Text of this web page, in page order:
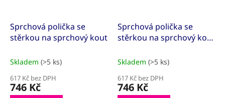
Sprchová polička se
stěrkou na sprchový kout
Skladem (>5 ks)
617 Kč bez DPH
746 Kč
Sprchová polička se
stěrkou na sprchový kout
Skladem (>5 ks)
617 Kč bez DPH
746 Kč